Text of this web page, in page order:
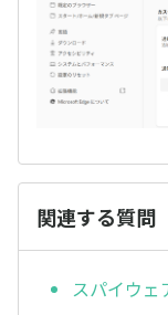
関連する質問
スパイウェ